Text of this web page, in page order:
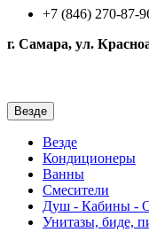
+7 (846) 270-87-
г. Самара, ул.
Везде
Везде
Кондиционеры
Ванны
Смесители
Душ - Кабины -
Унитазы, биде,